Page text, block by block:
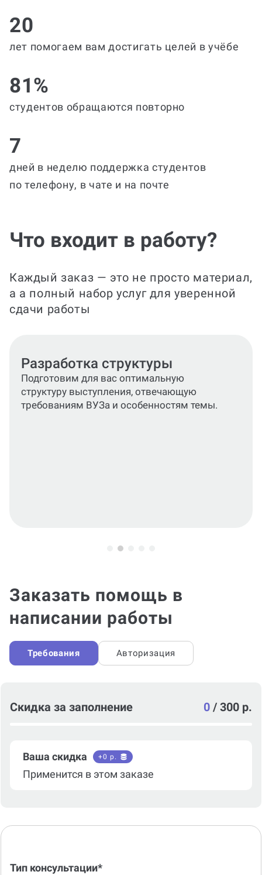
20
лет помогаем вам достигать целей в учёбе
81%
студентов обращаются повторно
7
дней в неделю поддержка студентов
по телефону, в чате и на почте
Что входит в работу?
Каждый заказ — это не просто материал,
а а полный набор услуг для уверенной
сдачи работы
Формирование текста
Сформируем подробный,
структурированный текст, раскрывающий
Заказать помощь в
написании работы
Требования Авторизация
Скидка за заполнение 0 / 300 р.
Ваша скидка +0 р.
Применится в этом заказе
Тип консультации*